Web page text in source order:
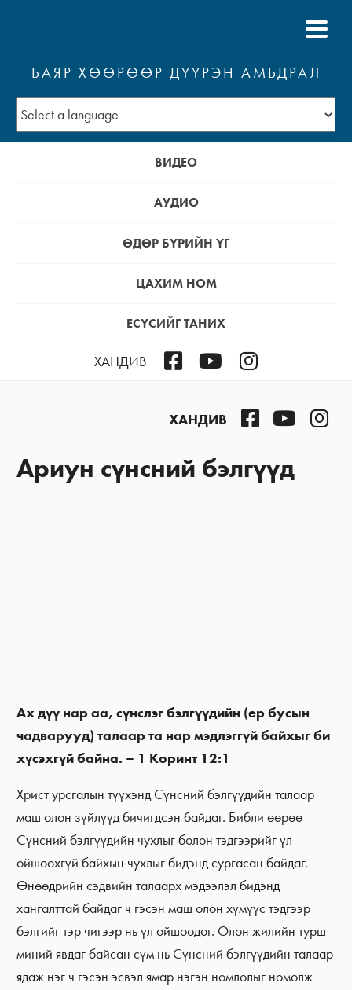
БАЯР ХӨӨРӨӨР ДҮҮРЭН АМЬДРАЛ
ВИДЕО
АУДИО
ӨДӨР БҮРИЙН ҮГ
ЦАХИМ НОМ
ЕСҮСИЙГ ТАНИХ
ХАНДИВ Facebook YouTubeInstagram
ХАНДИВ FacebookYouTube
Ариун сүнсний бэлгүүд
Ах дүү нар аа, сүнслэг бэлгүүдийн (ер бусын
чадварууд) талаар та нар мэдлэггүй байхыг би
хүсэхгүй байна. – 1 Коринт 12:1
Христ урсгалын түүхэнд Сүнсний бэлгүүдийн талаар
маш олон зүйлүүд бичигдсэн байдаг. Библи өөрөө
Сүнсний бэлгүүдийн чухлыг болон тэдгээрийг үл
ойшоохгүй байхын чухлыг бидэнд сургасан байдаг.
Өнөөдрийн сэдвийн талаарх мэдээлэл бидэнд
хангалттай байдаг ч гэсэн маш олон хүмүүс тэдгээр
бэлгийг тэр чигээр нь үл ойшоодог. Олон жилийн турш
миний явдаг байсан сүм нь Сүнсний бэлгүүдийн талаар
ядаж нэг ч гэсэн эсвэл ямар нэгэн номлолыг номолж